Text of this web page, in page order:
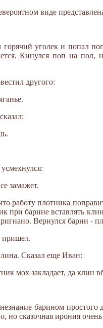
виде
уголек и попал
Кинулся поп на
другого:
замажет.
работу плотника
при барине вставлять
Вернулся барин -
пришел.
Сказал еще Иван:
мох закладает, да клин
барином простого
но сказочная ирония